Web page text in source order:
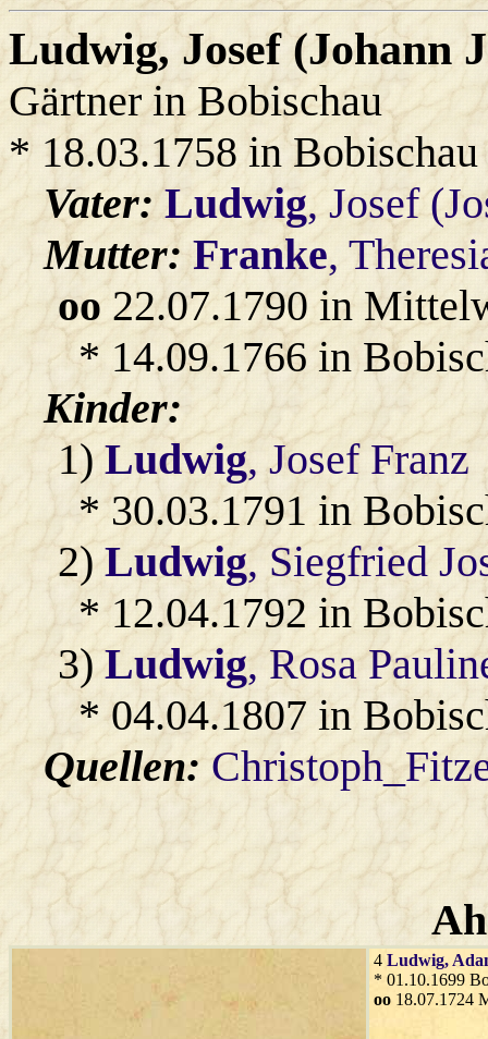
Ludwig, Josef (Johann
Gärtner in Bobischau
* 18.03.1758 in Bobischau
Vater:Ludwig, Josef
Mutter:Franke,
oo22.07.1790 in
* 14.09.1766 in
Kinder:
1)Ludwig, Josef Franz
* 30.03.1791 in
2)Ludwig, Siegfried
* 12.04.1792 in
3)Ludwig, Rosa
* 04.04.1807 in
Quellen:
4 Ludwig,
* 01.10.1699
oo 18.07.1724